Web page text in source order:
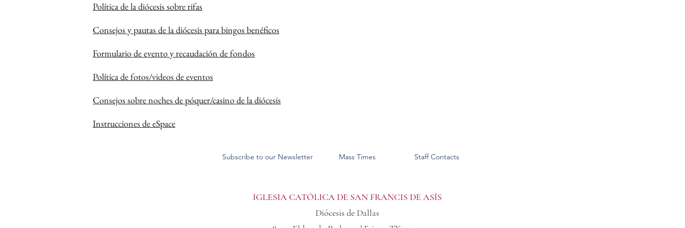
Política de la diócesis sobre rifas
Consejos y pautas de la diócesis para bingos benéficos
Formulario de evento y recaudación de fondos
Política de fotos/videos de eventos
Consejos sobre noches de póquer/casino de la diócesis
Instrucciones de eSpace
Mass Times
Subscribe to our Newsletter Staff Contacts
IGLESIA CATÓLICA DE SAN FRANCIS DE ASÍS
Diócesis de Dallas